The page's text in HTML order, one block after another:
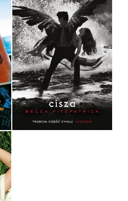
CISZA
BECCA FITZPATRICK
OPRAWA MIĘKKA
32,90 ZŁ